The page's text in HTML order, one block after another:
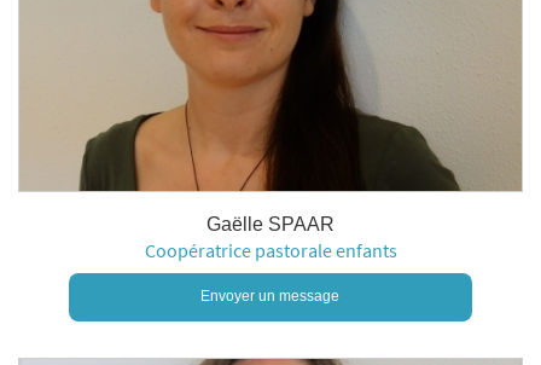
Gaëlle SPAAR
Coopératrice pastorale enfants
Envoyer un message